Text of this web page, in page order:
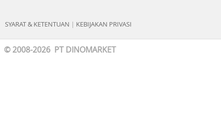
SYARAT & KETENTUAN | KEBIJAKAN PRIVASI
© 2008-2026 PT DINOMARKET